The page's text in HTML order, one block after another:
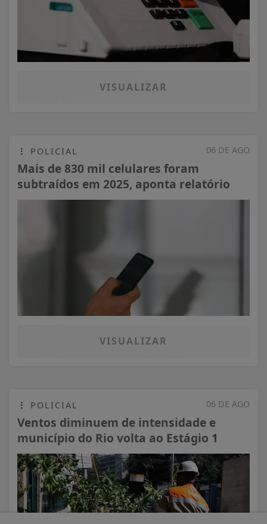
VISUALIZAR
06 DE AGO
POLICIAL
Mais de 830 mil celulares foram
subtraídos em 2025, aponta relatório
VISUALIZAR
06 DE AGO
POLICIAL
Ventos diminuem de intensidade e
município do Rio volta ao Estágio 1